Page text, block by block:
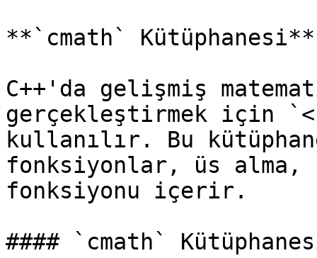
**`cmath` Kütüphanesi**
C++'da gelişmiş
gerçekleştirmek için
kullanılır. Bu
fonksiyonlar, üs
fonksiyonu içerir.
#### `cmath`